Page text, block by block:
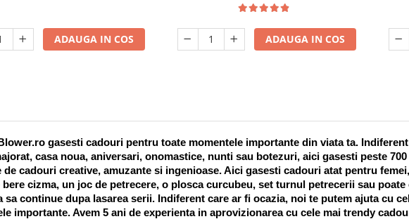
ADAUGA IN COS ADAUGA IN COS
gasesti cadouri pentru toate momentele importante din viata ta.
casa noua, aniversari, onomastice, nunti sau botezuri, aici gasesti peste
de cadouri creative, amuzante si ingenioase. Aici gasesti cadouri atat pentru
bere cizma, un joc de petrecere, o plosca curcubeu, set turnul petrecerii sau
sa continue dupa lasarea serii. Indiferent care ar fi ocazia, noi te putem ajuta cu
importante. Avem 5 ani de experienta in aprovizionarea cu cele mai trendy